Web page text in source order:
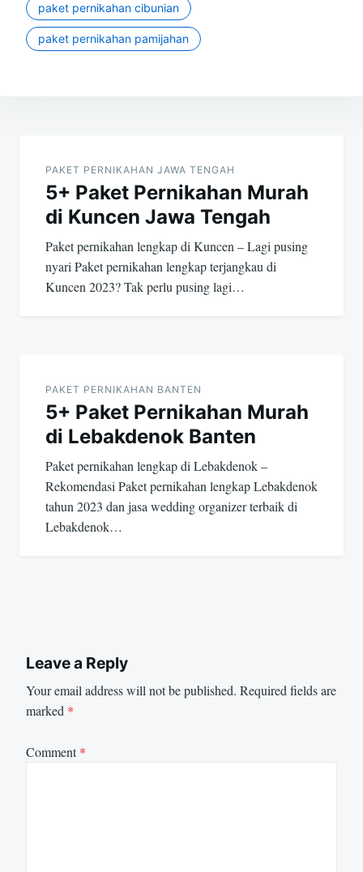
paket pernikahan cibunian
paket pernikahan pamijahan
navigation
PAKET PERNIKAHAN JAWA TENGAH
5+ Paket Pernikahan Murah
di Kuncen Jawa Tengah
Paket pernikahan lengkap di Kuncen – Lagi pusing
nyari Paket pernikahan lengkap terjangkau di
Kuncen 2023? Tak perlu pusing lagi…
PAKET PERNIKAHAN BANTEN
5+ Paket Pernikahan Murah
di Lebakdenok Banten
Paket pernikahan lengkap di Lebakdenok –
Rekomendasi Paket pernikahan lengkap Lebakdenok
tahun 2023 dan jasa wedding organizer terbaik di
Lebakdenok…
Leave a Reply
Your email address will not be published. Required fields are
marked *
Comment*